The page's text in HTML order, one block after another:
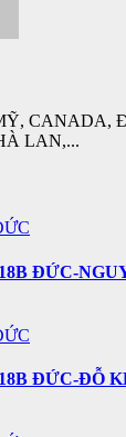
CANADA,
LAN,...
ĐỨC-
ĐỨC-ĐỖ